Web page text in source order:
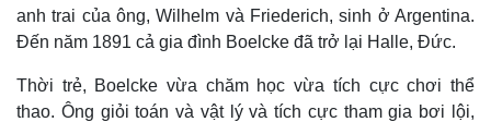
anh trai của ông, Wilhelm và Friederich, sinh ở Argentina.
Đến năm 1891 cả gia đình Boelcke đã trở lại Halle, Đức.
Thời trẻ, Boelcke vừa chăm học vừa tích cực chơi thể
thao. Ông giỏi toán và vật lý và tích cực tham gia bơi lội,